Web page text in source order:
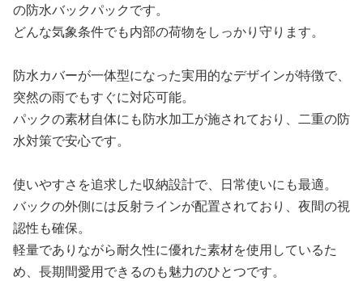
の防水バックパックです。
どんな気象条件でも内部の荷物をしっかり守ります。
防水カバーが一体型になった実用的なデザインが特徴で、
突然の雨でもすぐに対応可能。
パックの素材自体にも防水加工が施されており、二重の防
水対策で安心です。
使いやすさを追求した収納設計で、日常使いにも最適。
バックの外側には反射ラインが配置されており、夜間の視
認性も確保。
軽量でありながら耐久性に優れた素材を使用しているた
め、長期間愛用できるのも魅力のひとつです。